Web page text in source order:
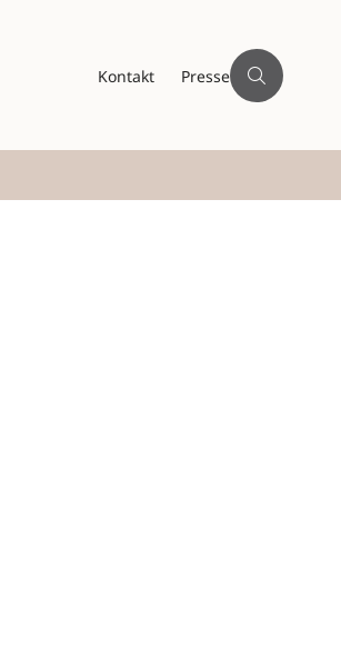
Kontakt Presse